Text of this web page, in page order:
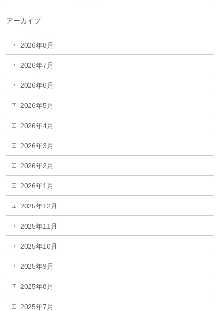
アーカイブ
2026年8月
2026年7月
2026年6月
2026年5月
2026年4月
2026年3月
2026年2月
2026年1月
2025年12月
2025年11月
2025年10月
2025年9月
2025年8月
2025年7月